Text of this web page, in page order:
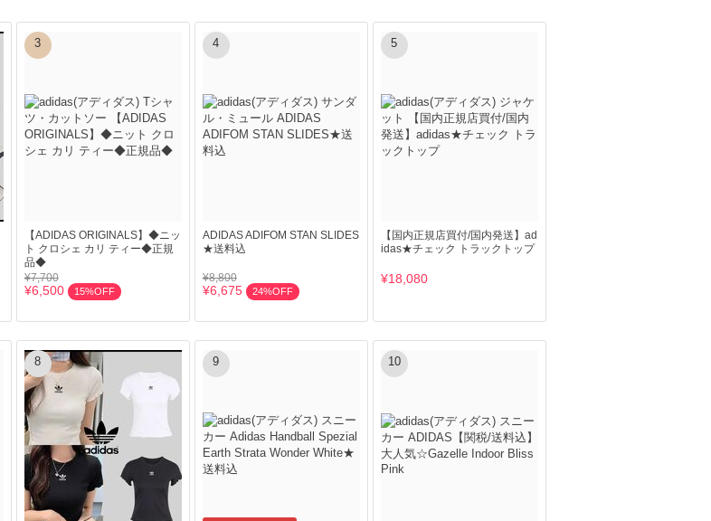
3
【ADIDAS ORIGINALS】◆ニッ
ト クロシェ カリ ティー◆正規
品◆
¥7,700
¥6,500 15%OFF
4
ADIDAS ADIFOM STAN SLIDES
★送料込
¥8,800
¥6,675 24%OFF
5
【国内正規店買付/国内発送】ad
idas★チェック トラックトップ
¥18,080
8 9 10